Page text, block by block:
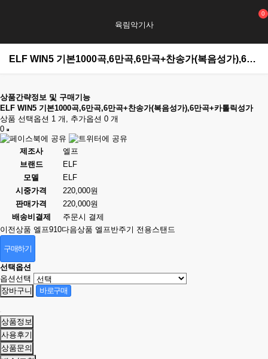
육림악기사
0
ELF WIN5 기본1000곡,6만곡,6만곡+찬송가(복음성가),6만곡+카톨릭성가 > 엘프반주기
상품간략정보 및 구매기능
ELF WIN5 기본1000곡,6만곡,6만곡+찬송가(복음성가),6만곡+카톨릭성가
상품 선택옵션 1 개, 추가옵션 0 개
0
제조사
엘프
브랜드
ELF
모델
ELF
시중가격
220,000원
판매가격
220,000원
배송비결제
주문시 결제
이전상품 엘프910다음상품 엘프반주기 전용스탠드
구매하기
선택옵션
옵션선택
상품정보
사용후기
상품문의